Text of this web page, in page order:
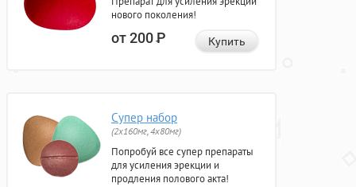
нового поколения!
от 200Р Купить
Супер набор
(2х160мг, 4х80мг)
Попробуй все супер препараты
для усиления эрекции и
продления полового акта!